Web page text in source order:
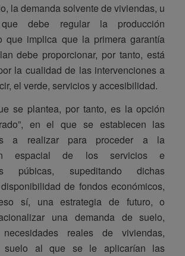
la demanda solvente de viviendas, u
debe regular la producción
que implica que la primera garantía
debe proporcionar, por tanto, está
la cualidad de las intervenciones a
el verde, servicios y accesibilidad.
se plantea, por tanto, es la opción
en el que se establecen las
a realizar para proceder a la
espacial de los servicios e
púbicas, supeditando dichas
de fondos económicos,
sí, una estrategia de futuro, o
una demanda de suelo,
reales de viviendas,
suelo al que se le aplicarían las